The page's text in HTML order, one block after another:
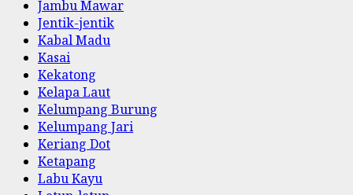
Jambu Mawar
Jentik-jentik
Kabal Madu
Kasai
Kekatong
Kelapa Laut
Kelumpang Burung
Kelumpang Jari
Keriang Dot
Ketapang
Labu Kayu